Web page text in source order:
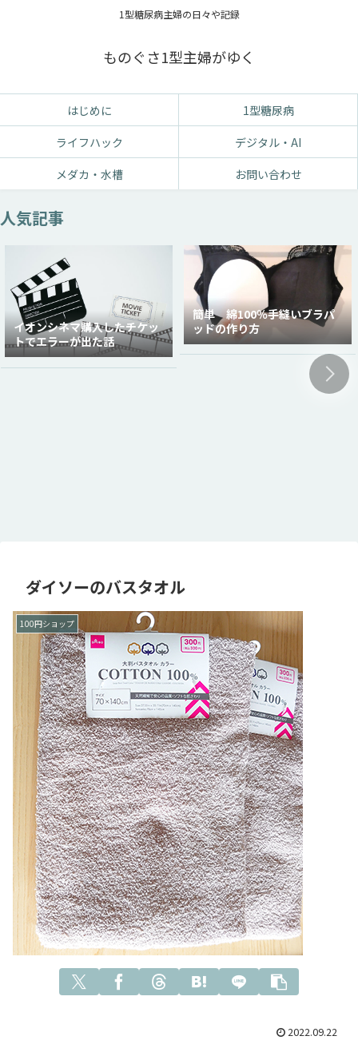
1型糖尿病主婦の日々や記録
ものぐさ1型主婦がゆく
はじめに
1型糖尿病
ライフハック
デジタル・AI
メダカ・水槽
お問い合わせ
人気記事
イオンシネマ購入したチケッ
トでエラーが出た話
簡単 綿100％手縫いブラパ
ッドの作り方
ダイソーのバスタオル
100円ショップ
2022.09.22